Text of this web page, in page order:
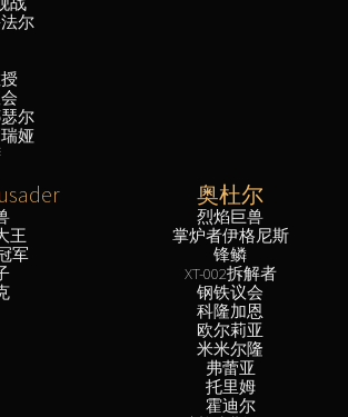
尔
尔
娅
王
军
奥杜尔
烈焰巨兽
掌炉者伊格尼斯
锋鳞
XT-002拆解者
钢铁议会
科隆加恩
欧尔莉亚
米米尔隆
弗蕾亚
托里姆
霍迪尔